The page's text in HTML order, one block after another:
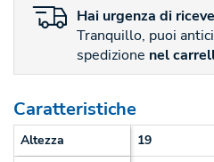
Hai urgenza di
Tranquillo, puoi
spedizione nel
Caratteristiche
Altezza
19